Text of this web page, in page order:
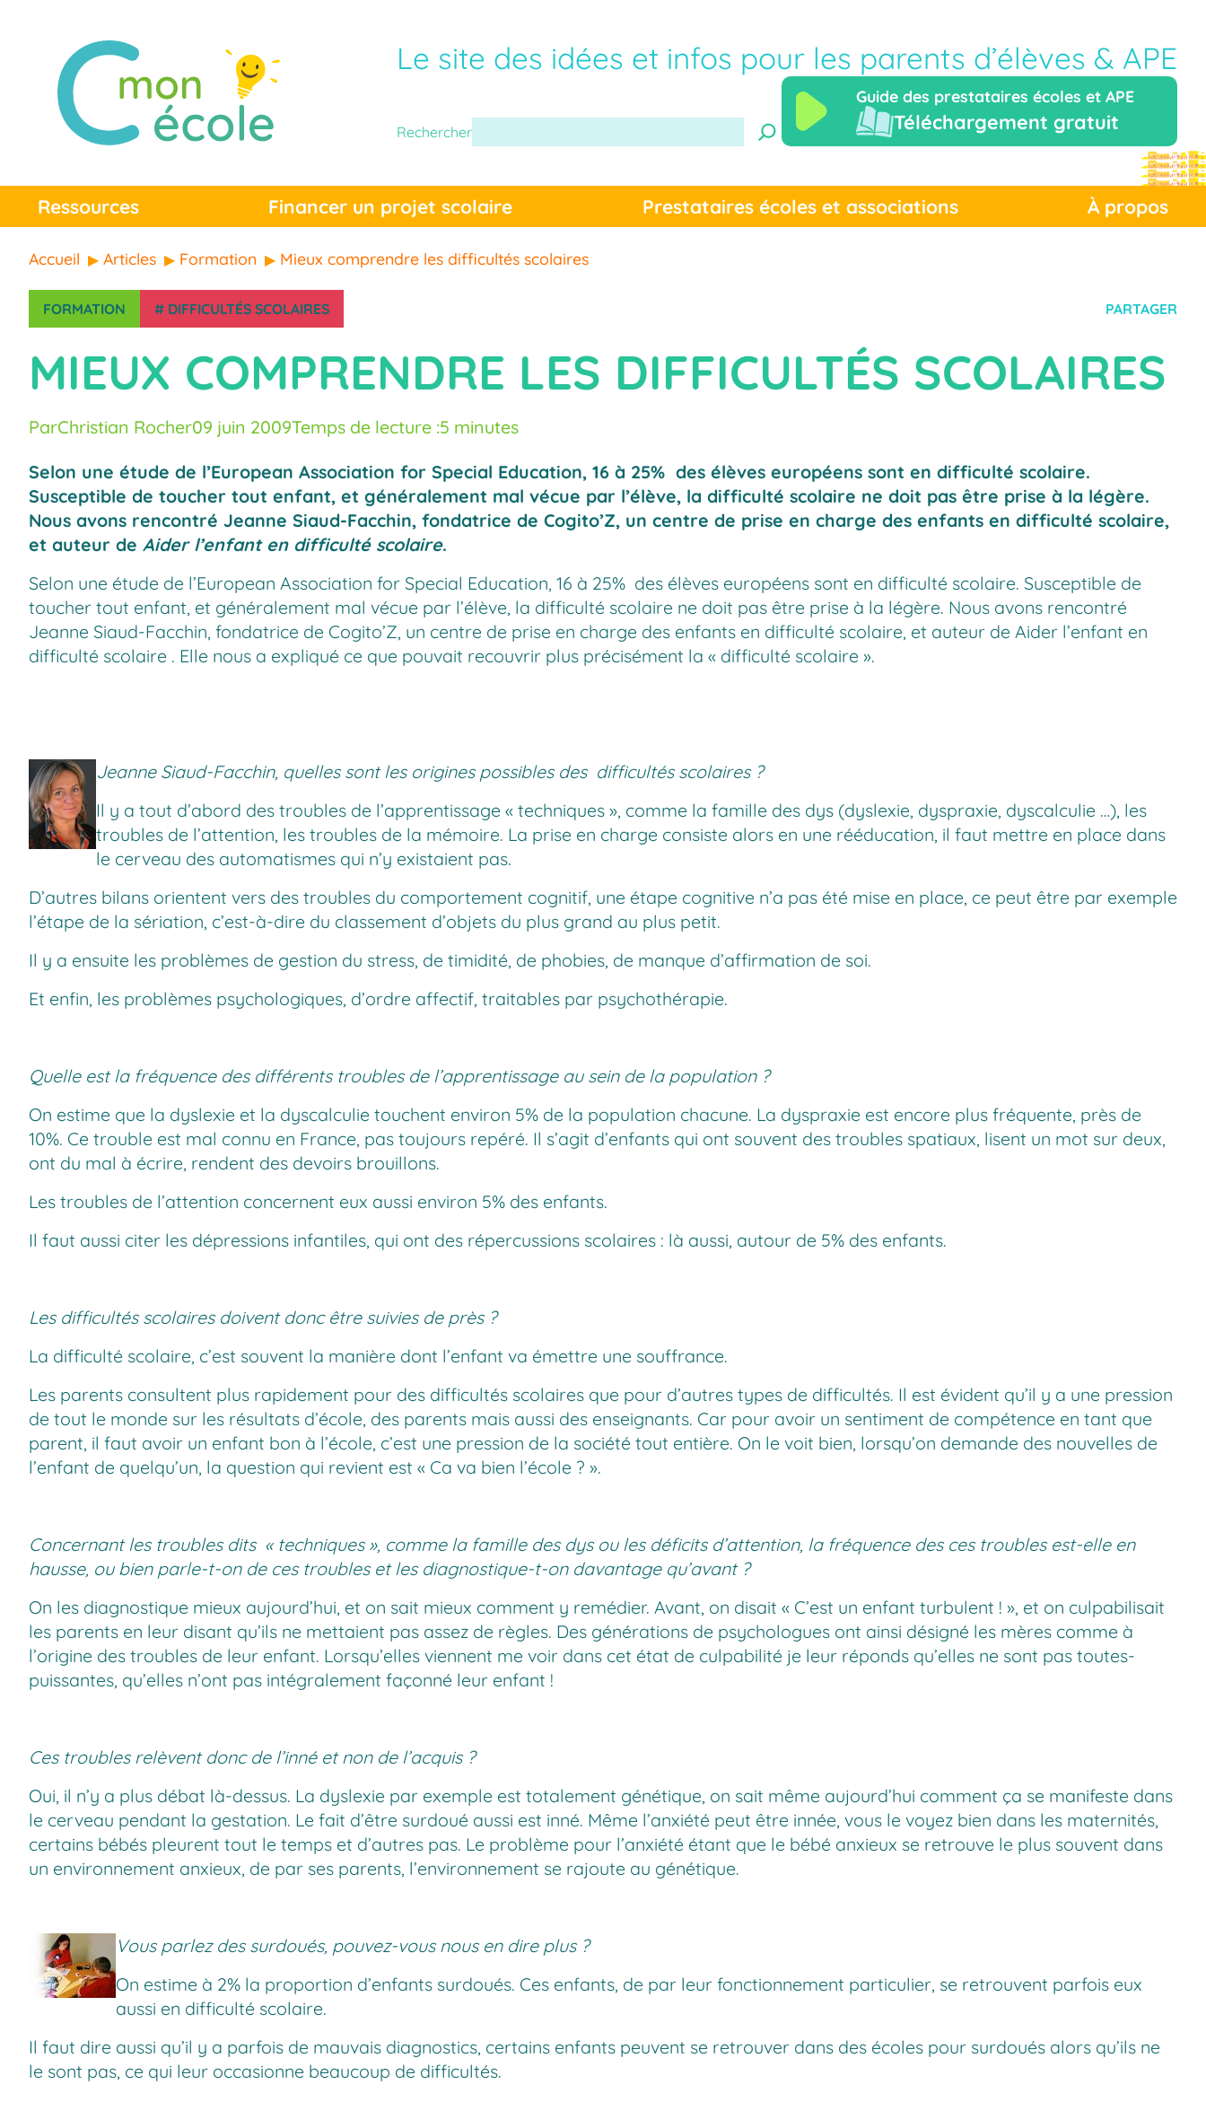
Le site des idées et infos pour les parents d’élèves & APE
Rechercher
Guide des prestataires écoles et APE
Téléchargement gratuit
Ressources Financer un projet scolaire Prestataires écoles et associations À propos
Accueil Articles Formation Mieux comprendre les difficultés scolaires
FORMATION # DIFFICULTÉS SCOLAIRES PARTAGER
MIEUX COMPRENDRE LES DIFFICULTÉS SCOLAIRES
ParChristian Rocher09 juin 2009Temps de lecture :5 minutes
Selon une étude de l’European Association for Special Education, 16 à 25% des élèves européens sont en difficulté scolaire.
Susceptible de toucher tout enfant, et généralement mal vécue par l’élève, la difficulté scolaire ne doit pas être prise à la légère.
Nous avons rencontré Jeanne Siaud-Facchin, fondatrice de Cogito’Z, un centre de prise en charge des enfants en difficulté scolaire,
et auteur de Aider l’enfant en difficulté scolaire.
Selon une étude de l’European Association for Special Education, 16 à 25% des élèves européens sont en difficulté scolaire. Susceptible de
toucher tout enfant, et généralement mal vécue par l’élève, la difficulté scolaire ne doit pas être prise à la légère. Nous avons rencontré
Jeanne Siaud-Facchin, fondatrice de Cogito’Z, un centre de prise en charge des enfants en difficulté scolaire, et auteur de Aider l’enfant en
difficulté scolaire . Elle nous a expliqué ce que pouvait recouvrir plus précisément la « difficulté scolaire ».
Jeanne Siaud-Facchin, quelles sont les origines possibles des difficultés scolaires ?
Il y a tout d’abord des troubles de l’apprentissage « techniques », comme la famille des dys (dyslexie, dyspraxie, dyscalculie …), les
troubles de l’attention, les troubles de la mémoire. La prise en charge consiste alors en une rééducation, il faut mettre en place dans
le cerveau des automatismes qui n’y existaient pas.
D’autres bilans orientent vers des troubles du comportement cognitif, une étape cognitive n’a pas été mise en place, ce peut être par exemple
l’étape de la sériation, c’est-à-dire du classement d’objets du plus grand au plus petit.
Il y a ensuite les problèmes de gestion du stress, de timidité, de phobies, de manque d’affirmation de soi.
Et enfin, les problèmes psychologiques, d’ordre affectif, traitables par psychothérapie.
Quelle est la fréquence des différents troubles de l’apprentissage au sein de la population ?
On estime que la dyslexie et la dyscalculie touchent environ 5% de la population chacune. La dyspraxie est encore plus fréquente, près de
10%. Ce trouble est mal connu en France, pas toujours repéré. Il s’agit d’enfants qui ont souvent des troubles spatiaux, lisent un mot sur deux,
ont du mal à écrire, rendent des devoirs brouillons.
Les troubles de l’attention concernent eux aussi environ 5% des enfants.
Il faut aussi citer les dépressions infantiles, qui ont des répercussions scolaires : là aussi, autour de 5% des enfants.
Les difficultés scolaires doivent donc être suivies de près ?
La difficulté scolaire, c’est souvent la manière dont l’enfant va émettre une souffrance.
Les parents consultent plus rapidement pour des difficultés scolaires que pour d’autres types de difficultés. Il est évident qu’il y a une pression
de tout le monde sur les résultats d’école, des parents mais aussi des enseignants. Car pour avoir un sentiment de compétence en tant que
parent, il faut avoir un enfant bon à l’école, c’est une pression de la société tout entière. On le voit bien, lorsqu’on demande des nouvelles de
l’enfant de quelqu’un, la question qui revient est « Ca va bien l’école ? ».
Concernant les troubles dits « techniques », comme la famille des dys ou les déficits d’attention, la fréquence des ces troubles est-elle en
hausse, ou bien parle-t-on de ces troubles et les diagnostique-t-on davantage qu’avant ?
On les diagnostique mieux aujourd’hui, et on sait mieux comment y remédier. Avant, on disait « C’est un enfant turbulent ! », et on culpabilisait
les parents en leur disant qu’ils ne mettaient pas assez de règles. Des générations de psychologues ont ainsi désigné les mères comme à
l’origine des troubles de leur enfant. Lorsqu’elles viennent me voir dans cet état de culpabilité je leur réponds qu’elles ne sont pas toutes-
puissantes, qu’elles n’ont pas intégralement façonné leur enfant !
Ces troubles relèvent donc de l’inné et non de l’acquis ?
Oui, il n’y a plus débat là-dessus. La dyslexie par exemple est totalement génétique, on sait même aujourd’hui comment ça se manifeste dans
le cerveau pendant la gestation. Le fait d’être surdoué aussi est inné. Même l’anxiété peut être innée, vous le voyez bien dans les maternités,
certains bébés pleurent tout le temps et d’autres pas. Le problème pour l’anxiété étant que le bébé anxieux se retrouve le plus souvent dans
un environnement anxieux, de par ses parents, l’environnement se rajoute au génétique.
Vous parlez des surdoués, pouvez-vous nous en dire plus ?
On estime à 2% la proportion d’enfants surdoués. Ces enfants, de par leur fonctionnement particulier, se retrouvent parfois eux
aussi en difficulté scolaire.
Il faut dire aussi qu’il y a parfois de mauvais diagnostics, certains enfants peuvent se retrouver dans des écoles pour surdoués alors qu’ils ne
le sont pas, ce qui leur occasionne beaucoup de difficultés.